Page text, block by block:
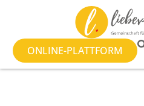
ONLINE-PLATTFORM